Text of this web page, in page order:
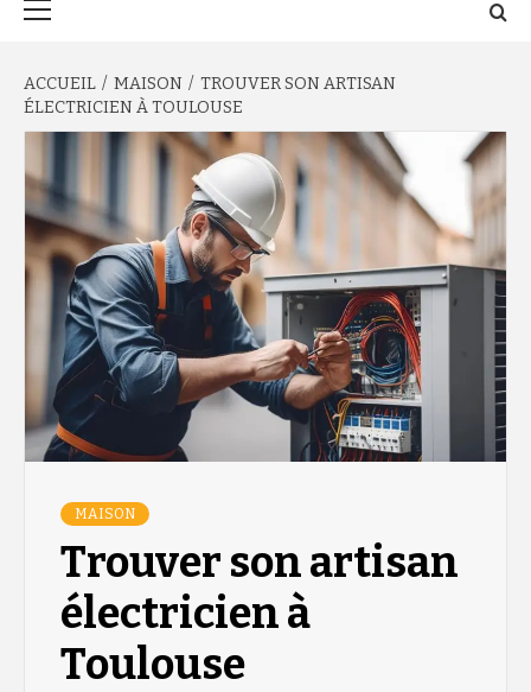
ACCUEIL MAISON
TROUVER SON ARTISAN
ÉLECTRICIEN À TOULOUSE
MAISON
Trouver son artisan
électricien à
Toulouse